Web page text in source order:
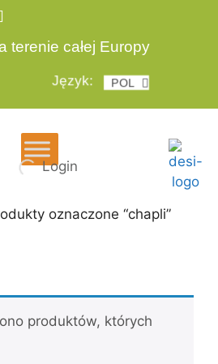
terenie całej Europy
Język: POL
ENG
Login
oznaczone “chapli”
produktów, których